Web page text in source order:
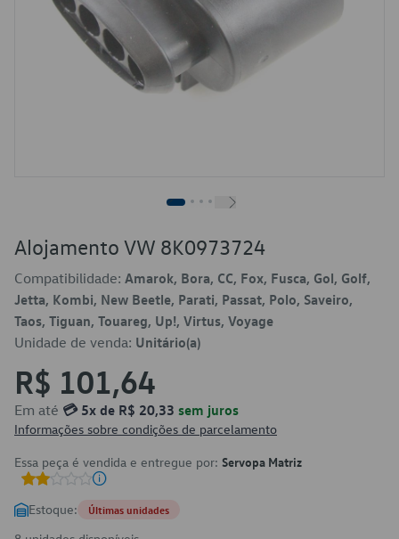
Alojamento VW 8K0973724
Compatibilidade: Amarok, Bora, CC, Fox, Fusca, Gol, Golf,
Jetta, Kombi, New Beetle, Parati, Passat, Polo, Saveiro,
Taos, Tiguan, Touareg, Up!, Virtus, Voyage
Unidade de venda: Unitário(a)
R$ 101,64
Em até 💳 5x de R$ 20,33 sem juros
Informações sobre condições de parcelamento
Essa peça é vendida e entregue por: Servopa Matriz
Estoque: Últimas unidades